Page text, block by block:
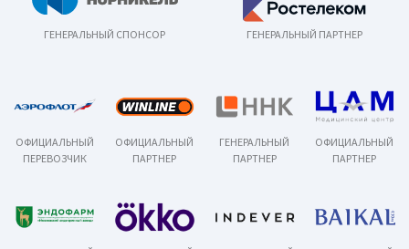
ГЕНЕРАЛЬНЫЙ СПОНСОР ГЕНЕРАЛЬНЫЙ ПАРТНЕР
ОФИЦИАЛЬНЫЙ
ПЕРЕВОЗЧИК
ОФИЦИАЛЬНЫЙ
ПАРТНЕР
ГЕНЕРАЛЬНЫЙ
ПАРТНЕР
ОФИЦИАЛЬНЫЙ
ПАРТНЕР